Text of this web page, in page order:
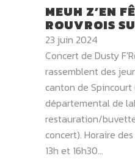
MEUH Z’EN
ROUVROIS
23 juin 2024
Concert de Dusty
rassemblent des
canton de Spincourt
départemental de
restauration/
concert). Horaire
13h et 16h30...